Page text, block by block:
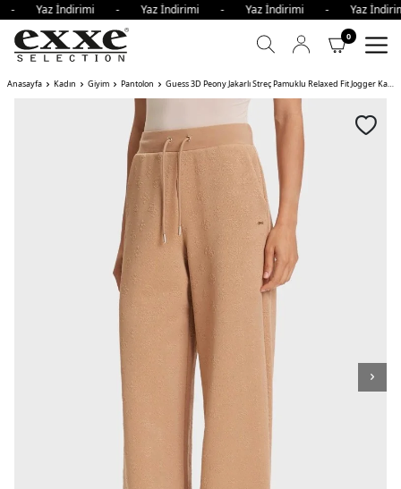
- Yaz İndirimi - Yaz İndirimi - Yaz İndirimi - Yaz
0
Anasayfa Kadın Giyim Pantolon Guess 3D Peony Jakarlı Streç Pamuklu Relaxed Fit Jogger Kadın Pantolon FNDQ